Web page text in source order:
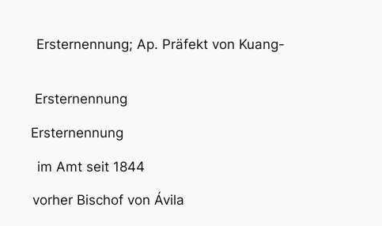
Ersternennung; Ap. Präfekt von Kuang-
Ersternennung
Ersternennung
im Amt seit 1844
Bischof von Ávila